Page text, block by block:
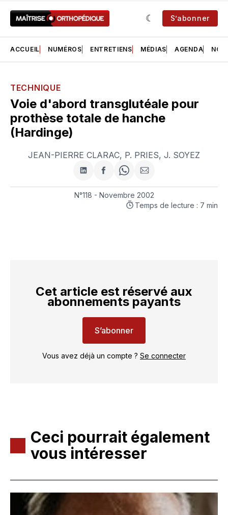
S’abonner
ACCUEIL NUMÉROS ENTRETIENS MÉDIAS AGENDA NOS
TECHNIQUE
Voie d'abord transglutéale pour
prothèse totale de hanche
(Hardinge)
JEAN-PIERRE CLARAC, P. PRIES, J. SOYEZ
Partager
sur
LinkedIn
Partager
sur
Facebook
Share
on
WhatsApp
Partager
par
courriel
N°118 - Novembre 2002
Temps de lecture : 7 min
Cet article est réservé aux
abonnements payants
S’abonner
Vous avez déjà un compte ? Se connecter
Ceci pourrait également
vous intéresser